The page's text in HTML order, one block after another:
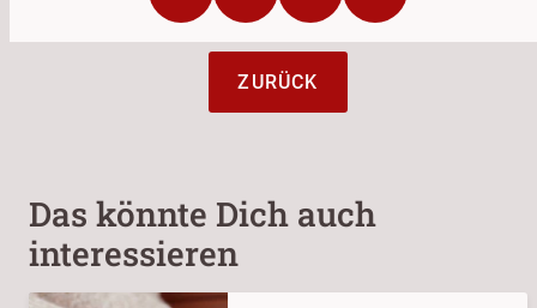
ZURÜCK
Das könnte Dich auch
interessieren